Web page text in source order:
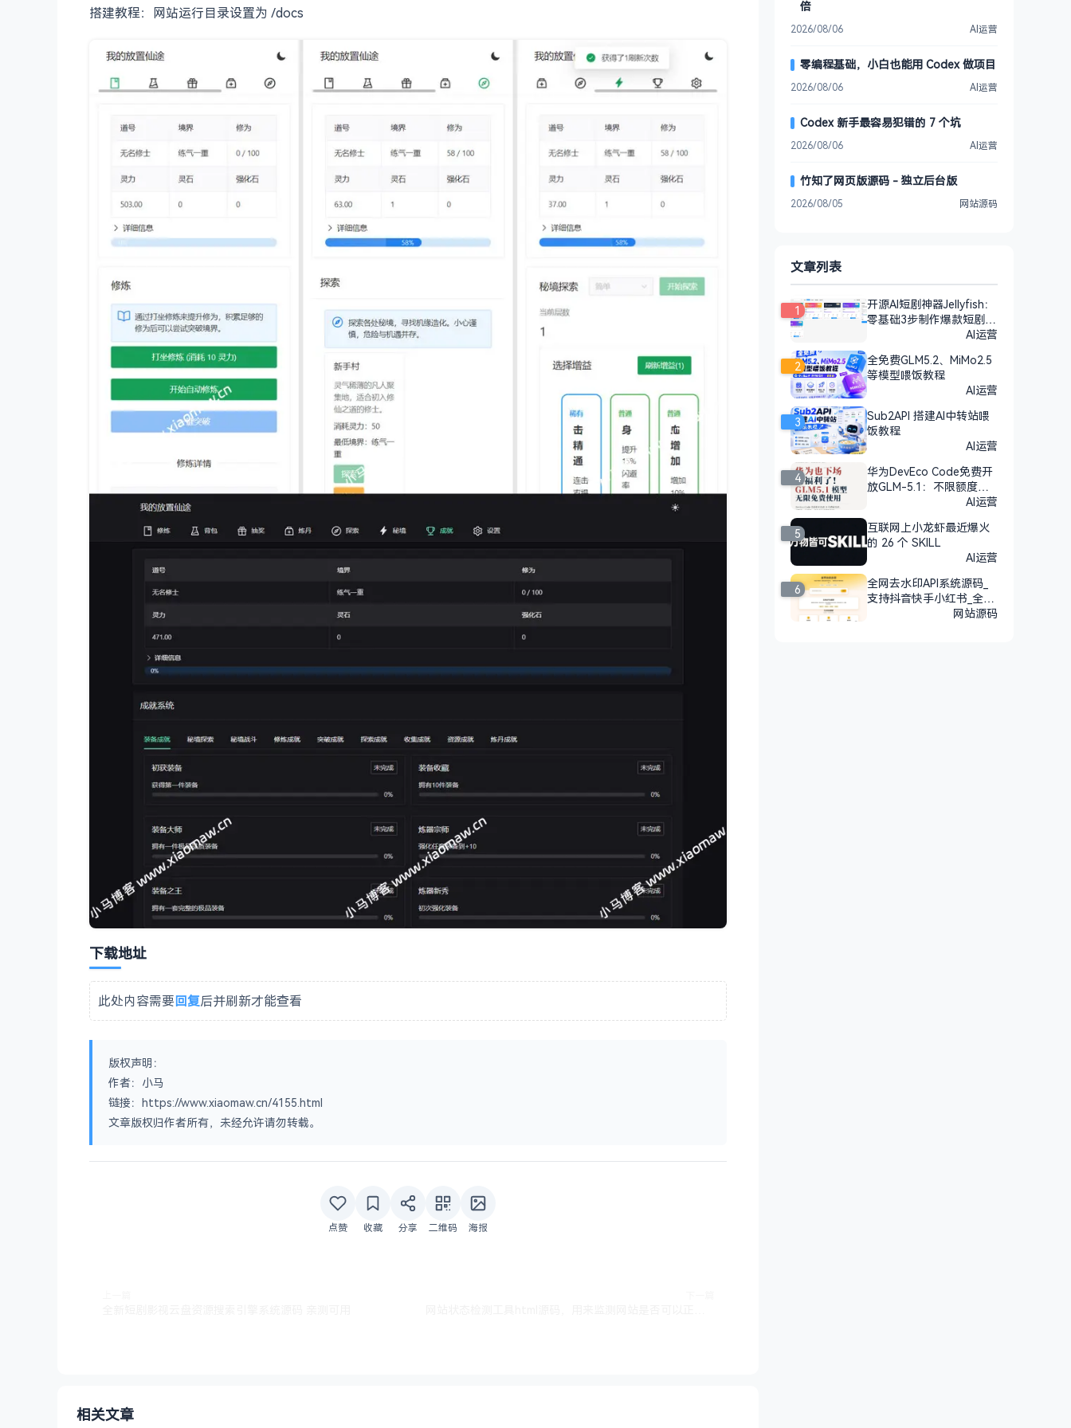
搭建教程：网站运行目录设置为 /docs
下载地址
此处内容需要回复后并刷新才能查看
版权声明：
作者：小马
链接：https://www.xiaomaw.cn/4155.html
文章版权归作者所有，未经允许请勿转载。
点赞 收藏 分享 二维码 海报
相关文章
倍
2026/08/06 AI运营
零编程基础，小白也能用 Codex 做项目
2026/08/06 AI运营
Codex 新手最容易犯错的 7 个坑
2026/08/06 AI运营
竹知了网页版源码 - 独立后台版
2026/08/05 网站源码
文章列表
1
开源AI短剧神器Jellyfish：
零基础3步制作爆款短剧
AI运营
2
全免费GLM5.2、MiMo2.5
等模型喂饭教程
AI运营
3
Sub2API 搭建AI中转站喂
饭教程
AI运营
4
华为DevEco Code免费开
放GLM-5.1：不限额度，n
AI运营
5
互联网上小龙虾最近爆火
的 26 个 SKILL
AI运营
6
全网去水印API系统源码_
支持抖音快手小红书_全开
网站源码